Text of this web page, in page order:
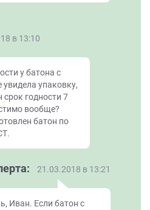
в 13:10
у батона с
упаковку,
срок годности 7
вообще?
батон по
21.03.2018 в 13:21
Иван. Если батон с